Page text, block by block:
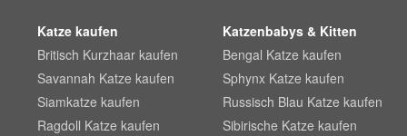
Katze kaufen
Britisch Kurzhaar kaufen
Savannah Katze kaufen
Siamkatze kaufen
Ragdoll Katze kaufen
Katzenbabys & Kitten
Bengal Katze kaufen
Sphynx Katze kaufen
Russisch Blau Katze kaufen
Sibirische Katze kaufen